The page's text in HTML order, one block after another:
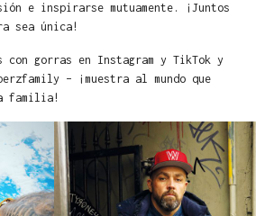
e inspirarse mutuamente. ¡Juntos
sea única!
con gorras en Instagram y TikTok y
– ¡muestra al mundo que
familia!